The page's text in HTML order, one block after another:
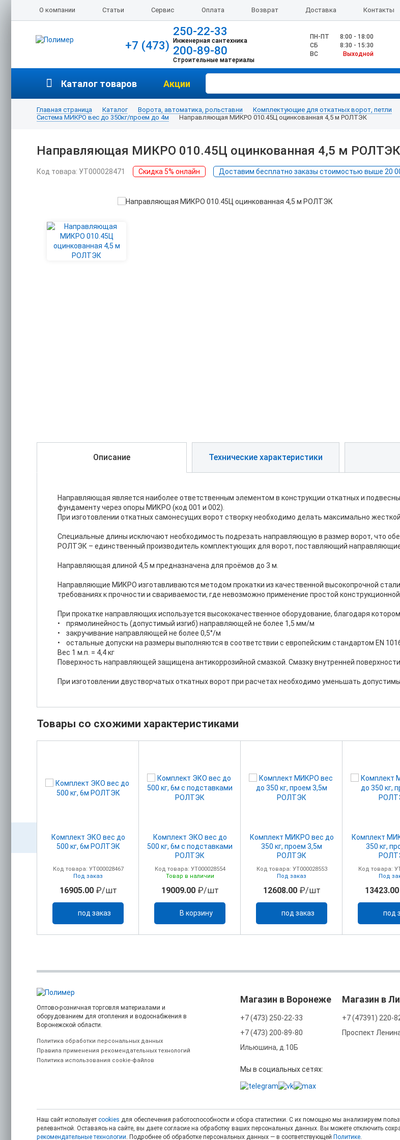
О компании Статьи Сервис Оплата Возврат Доставка Контакты
+7 (473)
250-22-33
Инженерная сантехника
200-89-80
Строительные материалы
ПН-ПТ
8:00 - 18:00
CБ
8:30 - 15:30
ВС
Выходной
Каталог товаров Акции
Главная страница Каталог Ворота, автоматика, рольставни Комплектующие для откатных ворот, петли
Система МИКРО вес до 350кг/проем до 4м
Направляющая МИКРО 010.45Ц оцинкованная 4,5 м РОЛТЭК
Направляющая МИКРО 010.45Ц оцинкованная 4,5 м РОЛТЭК
Код товара: УТ000028471 Скидка 5% онлайн Доставим бесплатно заказы стоимостью выше 20
Описание Технические характеристики
Направляющая является наиболее ответственным элементом в конструкции откатных и
фундаменту через опоры МИКРО (код 001 и 002).
При изготовлении откатных самонесущих ворот створку необходимо делать максимально
Специальные длины исключают необходимость подрезать направляющую в размер ворот, что
РОЛТЭК – единственный производитель комплектующих для ворот, поставляющий
Направляющая длиной 4,5 м предназначена для проёмов до 3 м.
Направляющие МИКРО изготавливаются методом прокатки из качественной высокопрочной
требованиях к прочности и свариваемости, где невозможно применение простой конструкционной
При прокатке направляющих используется высококачественное оборудование, благодаря
• прямолинейность (допустимый изгиб) направляющей не более 1,5 мм/м
• закручивание направляющей не более 0,5°/м
• остальные допуски на размеры выполняются в соответствии с европейским стандартом EN
Вес 1 м.п. = 4,4 кг
Поверхность направляющей защищена антикоррозийной смазкой. Смазку внутренней
При изготовлении двустворчатых откатных ворот при расчетах необходимо уменьшать
Товары со схожими характеристиками
Комплект ЭКО вес до
500 кг, 6м РОЛТЭК
Код товара: УТ000028467
Под заказ
16905.00₽/шт
под заказ
Комплект ЭКО вес до
500 кг, 6м с подставками
РОЛТЭК
Код товара: УТ000028554
Товар в наличии
19009.00₽/шт
В корзину
Комплект МИКРО вес до
350 кг, проем 3,5м
РОЛТЭК
Код товара: УТ000028553
Под заказ
12608.00₽/шт
под заказ
Комплект МИКРО
350 кг,
Код товара:
Под
13423.00
под
Оптово-розничная торговля материалами и
оборудованием для отопления и водоснабжения в
Воронежской области.
Политика обработки персональных данных
Правила применения рекомендательных технологий
Политика использования cookie-файлов
Магазин в Воронеже
+7 (473) 250-22-33
+7 (473) 200-89-80
Ильюшина, д.10Б
Мы в социальных сетях:
Магазин в
+7 (47391) 220-
Проспект
Наш сайт использует cookies для обеспечения работоспособности и сбора статистики. С их помощью мы анализируем
релевантной. Оставаясь на сайте, вы даете согласие на обработку ваших персональных данных. Вы можете отключить
рекомендательные технологии . Подробнее об обработке персональных данных — в соответствующей Политике